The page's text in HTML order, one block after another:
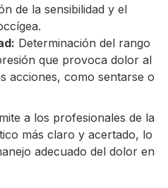
de la sensibilidad y el
Determinación del rango
que provoca dolor al
acciones, como sentarse o
a los profesionales de la
más claro y acertado, lo
adecuado del dolor en